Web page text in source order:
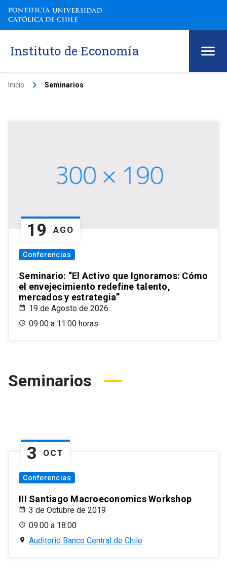
Instituto de Economía
Inicio keyboard_arrow_right Seminarios
19 AGO
Conferencias
Seminario: “El Activo que Ignoramos: Cómo
el envejecimiento redefine talento,
mercados y estrategia”
19 de Agosto de 2026
09:00 a 11:00 horas
Seminarios
3 OCT
Conferencias
III Santiago Macroeconomics Workshop
3 de Octubre de 2019
09:00 a 18:00
Auditorio Banco Central de Chile